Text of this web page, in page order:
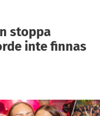
stoppa
inte finnas